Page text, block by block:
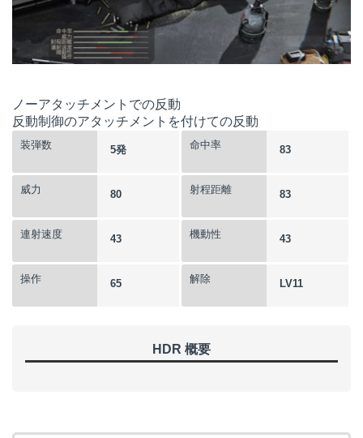
ノーアタッチメントでの反動
反動制御のアタッチメントを付けての反動
装弾数 5発 命中率 83
威力 80 射程距離 83
連射速度 43 機動性 43
操作 65 解除 LV11
HDR 概要